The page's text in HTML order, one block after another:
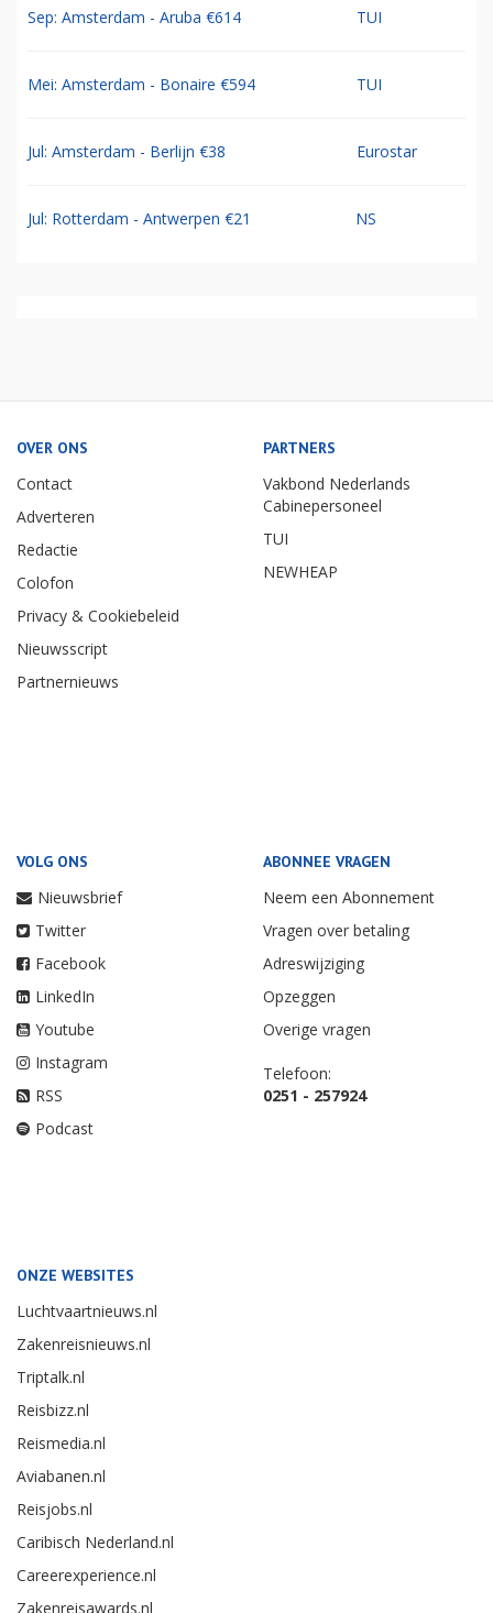
Sep: Amsterdam - Aruba €614 TUI
Mei: Amsterdam - Bonaire €594 TUI
Jul: Amsterdam - Berlijn €38 Eurostar
Jul: Rotterdam - Antwerpen €21 NS
OVER ONS
Contact
Adverteren
Redactie
Colofon
Privacy & Cookiebeleid
Nieuwsscript
Partnernieuws
PARTNERS
Vakbond Nederlands
Cabinepersoneel
TUI
NEWHEAP
VOLG ONS
Nieuwsbrief
Twitter
Facebook
LinkedIn
Youtube
Instagram
RSS
Podcast
ABONNEE VRAGEN
Neem een Abonnement
Vragen over betaling
Adreswijziging
Opzeggen
Overige vragen
Telefoon:
0251 - 257924
ONZE WEBSITES
Luchtvaartnieuws.nl
Zakenreisnieuws.nl
Triptalk.nl
Reisbizz.nl
Reismedia.nl
Aviabanen.nl
Reisjobs.nl
Caribisch Nederland.nl
Careerexperience.nl
Zakenreisawards.nl